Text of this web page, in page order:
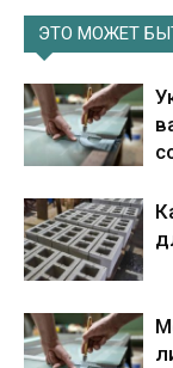
ЭТО МОЖЕТ